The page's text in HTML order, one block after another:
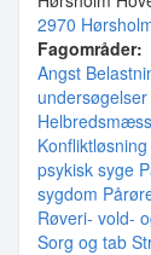
2970
Fagområder:
Angst
undersøgelser
Konfliktløsning
psykisk syge
sygdom
Røveri- vold-
Sorg og tab